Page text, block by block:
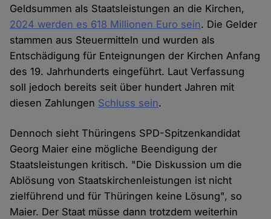
Geldsummen als Staatsleistungen an die Kirchen,
2024 werden es 618 Millionen Euro sein. Die Gelder
stammen aus Steuermitteln und wurden als
Entschädigung für Enteignungen der Kirchen Anfang
des 19. Jahrhunderts eingeführt. Laut Verfassung
soll jedoch bereits seit über hundert Jahren mit
diesen Zahlungen Schluss sein.
Dennoch sieht Thüringens SPD-Spitzenkandidat
Georg Maier eine mögliche Beendigung der
Staatsleistungen kritisch. "Die Diskussion um die
Ablösung von Staatskirchenleistungen ist nicht
zielführend und für Thüringen keine Lösung", so
Maier. Der Staat müsse dann trotzdem weiterhin